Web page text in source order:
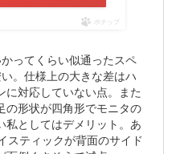
ポチップ
ってくらい似通ったスペ
。仕様上の大きな差はハ
に対応していない点。また
の形状が四角形でモニタの
私としてはデメリット。あ
スティックが背面のサイド